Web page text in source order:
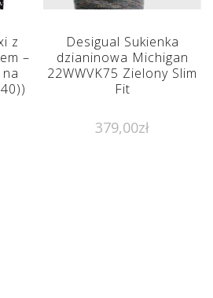
z
–
Desigual Sukienka
dzianinowa Michigan
22WWVK75 Zielony Slim
Fit
379,00zł